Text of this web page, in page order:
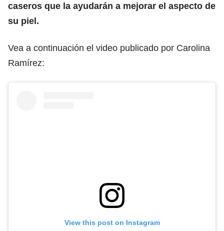
caseros que la ayudarán a mejorar el aspecto de
su piel.
Vea a continuación el video publicado por Carolina
Ramírez:
View this post on Instagram